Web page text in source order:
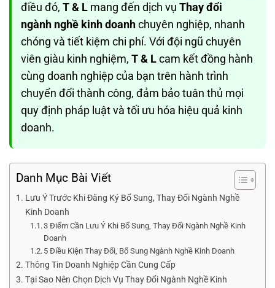
điều đó, T & L mang đến dịch vụ Thay đổi
ngành nghề kinh doanhchuyên nghiệp, nhanh
chóng và tiết kiệm chi phí. Với đội ngũ chuyên
viên giàu kinh nghiệm, T & Lcam kết đồng hành
cùng doanh nghiệp của bạn trên hành trình
chuyển đổi thành công, đảm bảo tuân thủ mọi
quy định pháp luật và tối ưu hóa hiệu quả kinh
doanh.
Danh Mục Bài Viết
Lưu Ý Trước Khi Đăng Ký Bổ Sung, Thay Đổi Ngành Nghề
Kinh Doanh
3 Điểm Cần Lưu Ý Khi Bổ Sung, Thay Đổi Ngành Nghề Kinh
Doanh
5 Điều Kiện Thay Đổi, Bổ Sung Ngành Nghề Kinh Doanh
Thông Tin Doanh Nghiệp Cần Cung Cấp
Tại Sao Nên Chọn Dịch Vụ Thay Đổi Ngành Nghề Kinh